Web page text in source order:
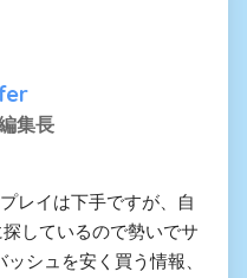
集長
レイは下手ですが、自
しているので勢いでサ
シュを安く買う情報、